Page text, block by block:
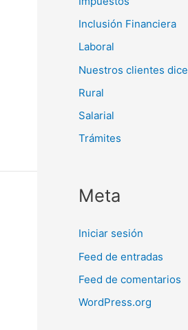
Inclusión Financiera
Laboral
Nuestros clientes
Rural
Salarial
Trámites
Meta
Iniciar sesión
Feed de entradas
Feed de comentarios
WordPress.org